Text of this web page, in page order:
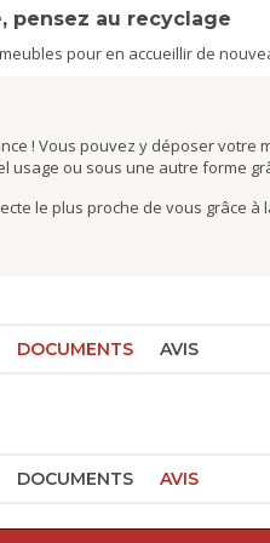
pensez au recyclage
pour en accueillir de
! Vous pouvez y déposer votre
ou sous une autre forme
le plus proche de vous grâce à
DOCUMENTS AVIS
DOCUMENTS AVIS